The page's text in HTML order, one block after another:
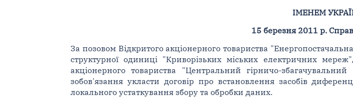
ІМЕНЕМ
15 березня 2011 р.
За позовом Відкритого акціонерного товариства
структурної одиниці "Криворізьких міських електричних
акціонерного товариства "Центральний гірничо-
зобов'язання укласти договір про встановлення засобів
локального устаткування збору та обробки даних.